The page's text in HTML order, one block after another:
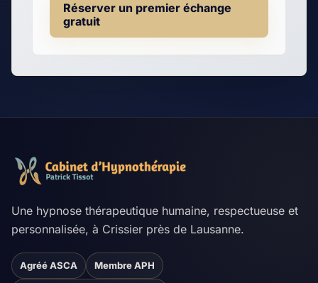
Réserver un premier échange
gratuit
Une hypnose thérapeutique humaine, respectueuse et
personnalisée, à Crissier près de Lausanne.
Agréé ASCA Membre APH